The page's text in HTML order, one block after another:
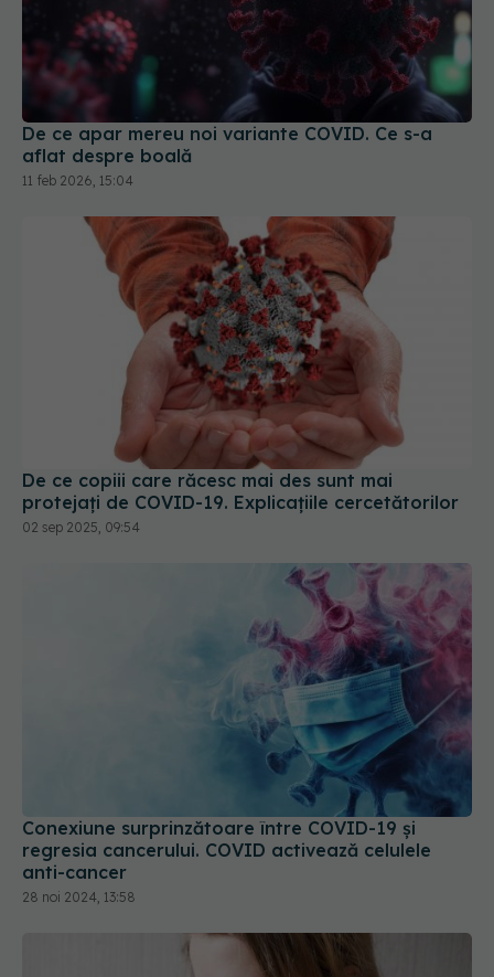
De ce apar mereu noi variante COVID. Ce s-a
aflat despre boală
11 feb 2026, 15:04
De ce copiii care răcesc mai des sunt mai
protejați de COVID-19. Explicațiile cercetătorilor
02 sep 2025, 09:54
Conexiune surprinzătoare între COVID-19 și
regresia cancerului. COVID activează celulele
anti-cancer
28 noi 2024, 13:58